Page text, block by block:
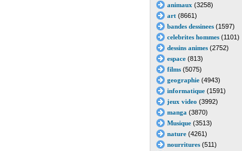
animaux (3258)
art(8661)
bandes dessinees(1597)
celebrites hommes(1101)
dessins animes(2752)
espace(813)
films(5075)
geographie(4943)
informatique(1591)
jeux video (3992)
manga (3870)
Musique(3513)
nature(4261)
nourritures(511)